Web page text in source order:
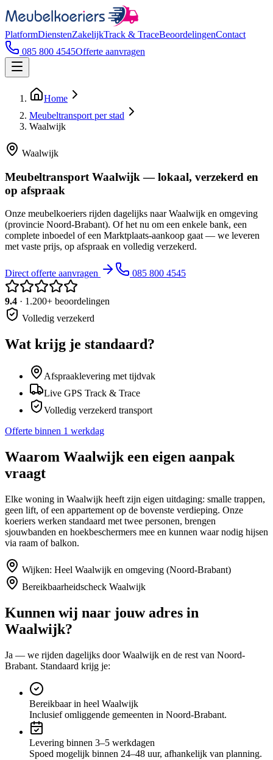
PlatformDienstenZakelijkTrack & TraceBeoordelingenContact
085 800 4545Offerte aanvragen
Home
Meubeltransport per stad
Waalwijk
Waalwijk
Meubeltransport Waalwijk — lokaal, verzekerd en
op afspraak
Onze meubelkoeriers rijden dagelijks naar Waalwijk en omgeving
(provincie Noord-Brabant). Of het nu om een enkele bank, een
complete inboedel of een Marktplaats-aankoop gaat — we leveren
met vaste prijs, op afspraak en volledig verzekerd.
Direct offerte aanvragen 085 800 4545
9.4 · 1.200+ beoordelingen
Volledig verzekerd
Wat krijg je standaard?
Afspraaklevering met tijdvak
Live GPS Track & Trace
Volledig verzekerd transport
Offerte binnen 1 werkdag
Waarom Waalwijk een eigen aanpak
vraagt
Elke woning in Waalwijk heeft zijn eigen uitdaging: smalle trappen,
geen lift, of een appartement op de bovenste verdieping. Onze
koeriers werken standaard met twee personen, brengen
sjouwbanden en hoekbeschermers mee en kunnen waar nodig hijsen
via raam of balkon.
Wijken: Heel Waalwijk en omgeving (Noord-Brabant)
Bereikbaarheidscheck Waalwijk
Kunnen wij naar jouw adres in
Waalwijk?
Ja — we rijden dagelijks doorWaalwijk en de rest van Noord-
Brabant. Standaard krijg je:
Bereikbaar in heel Waalwijk
Inclusief omliggende gemeenten in Noord-Brabant.
Levering binnen 3–5 werkdagen
Spoed mogelijk binnen 24–48 uur, afhankelijk van planning.